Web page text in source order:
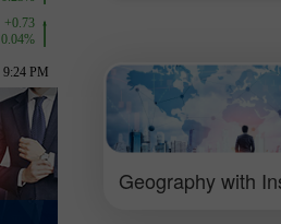
Petronas
meters
as the
cultural,
of
Geography with